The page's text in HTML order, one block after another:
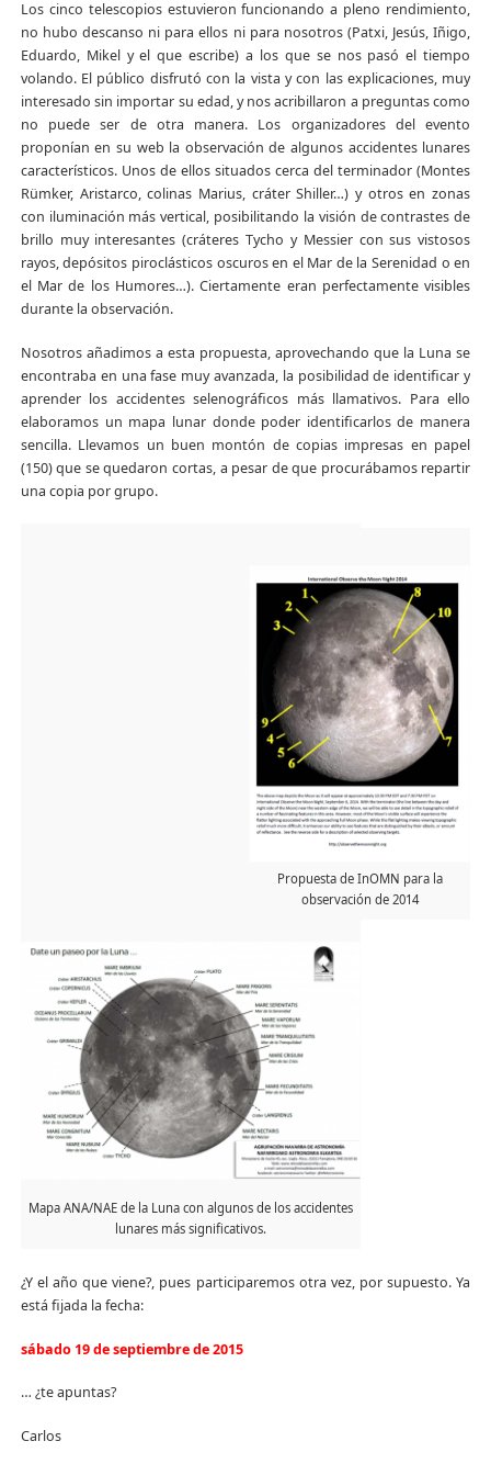
Los cinco telescopios estuvieron funcionando a pleno rendimiento,
no hubo descanso ni para ellos ni para nosotros (Patxi, Jesús, Iñigo,
Eduardo, Mikel y el que escribe) a los que se nos pasó el tiempo
volando. El público disfrutó con la vista y con las explicaciones, muy
interesado sin importar su edad, y nos acribillaron a preguntas como
no puede ser de otra manera. Los organizadores del evento
proponían en su web la observación de algunos accidentes lunares
característicos. Unos de ellos situados cerca del terminador (Montes
Rümker, Aristarco, colinas Marius, cráter Shiller…) y otros en zonas
con iluminación más vertical, posibilitando la visión de contrastes de
brillo muy interesantes (cráteres Tycho y Messier con sus vistosos
rayos, depósitos piroclásticos oscuros en el Mar de la Serenidad o en
el Mar de los Humores…). Ciertamente eran perfectamente visibles
durante la observación.
Nosotros añadimos a esta propuesta, aprovechando que la Luna se
encontraba en una fase muy avanzada, la posibilidad de identificar y
aprender los accidentes selenográficos más llamativos. Para ello
elaboramos un mapa lunar donde poder identificarlos de manera
sencilla. Llevamos un buen montón de copias impresas en papel
(150) que se quedaron cortas, a pesar de que procurábamos repartir
una copia por grupo.
Propuesta de InOMN para la
observación de 2014
Mapa ANA/NAE de la Luna con algunos de los accidentes
lunares más significativos.
¿Y el año que viene?, pues participaremos otra vez, por supuesto. Ya
está fijada la fecha:
sábado 19 de septiembre de 2015
… ¿te apuntas?
Carlos